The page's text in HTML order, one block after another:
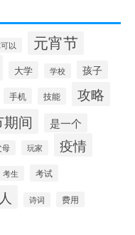
以 元宵节
大学 学校 孩子
手机 技能 攻略
间 是一个
母 玩家 疫情
考生 考试
诗词 费用